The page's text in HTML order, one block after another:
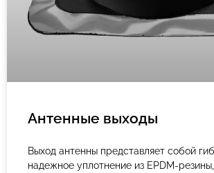
Антенные выходы
Выход антенны представляет собой
надежное уплотнение из EPDM-резины,